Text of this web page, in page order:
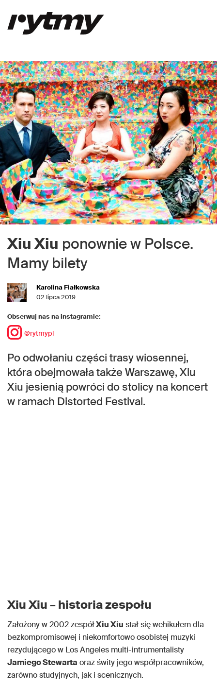
Xiu Xiu ponownie w Polsce.
Mamy bilety
Karolina Fiałkowska
02 lipca 2019
Obserwuj nas na instagramie:
@rytmypl
Po odwołaniu części trasy wiosennej,
która obejmowała także Warszawę, Xiu
Xiu jesienią powróci do stolicy na koncert
w ramach Distorted Festival.
Xiu Xiu – historia zespołu
Założony w 2002 zespółXiu Xiu stał się wehikułem dla
bezkompromisowej i niekomfortowo osobistej muzyki
rezydującego w Los Angeles multi-intrumentalisty
Jamiego Stewarta oraz świty jego współpracowników,
zarówno studyjnych, jak i scenicznych.